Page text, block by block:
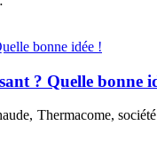
? Quelle bonne
Thermacome,